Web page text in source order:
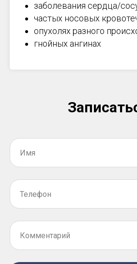
заболевания сердца/
частых носовых
опухолях разного
гнойных ангинах